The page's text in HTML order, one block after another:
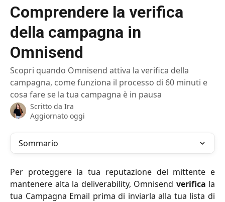
Comprendere la verifica
della campagna in
Omnisend
Scopri quando Omnisend attiva la verifica della
campagna, come funziona il processo di 60 minuti e
cosa fare se la tua campagna è in pausa
Scritto da Ira
Aggiornato oggi
Sommario
Per proteggere la tua reputazione del mittente e
mantenere alta la deliverability, Omnisend verifica la
tua Campagna Email prima di inviarla alla tua lista di